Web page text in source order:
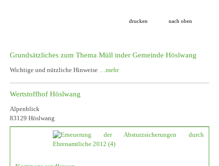
drucken nach oben
Grundsätzliches zum Thema Müll inder Gemeinde Höslwang
Wichtige und nützliche Hinweise …mehr
Wertstoffhof Höslwang
Alpenblick
83129 Höslwang